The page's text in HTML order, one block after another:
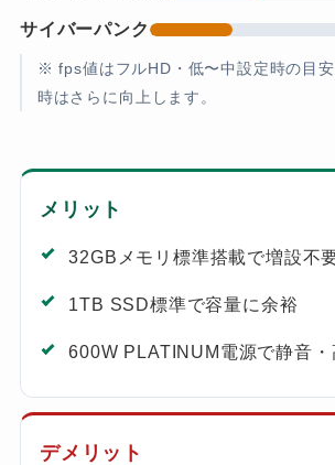
サイバーパンク
※ fps値はフルHD・低〜中設定時の目
時はさらに向上します。
メリット
32GBメモリ標準搭載で増設不
1TB SSD標準で容量に余裕
600W PLATINUM電源で静音・
デメリット